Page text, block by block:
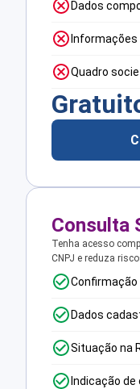
Dados
Informações
Quadro
Consulta
Tenha acesso
CNPJ e reduza
Confirmação
Dados
Situação na
Indicação